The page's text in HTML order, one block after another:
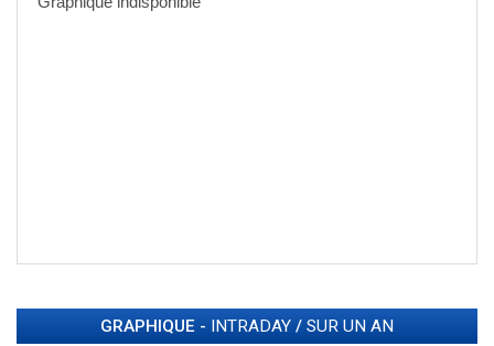
GRAPHIQUE - INTRADAY / SUR UN AN